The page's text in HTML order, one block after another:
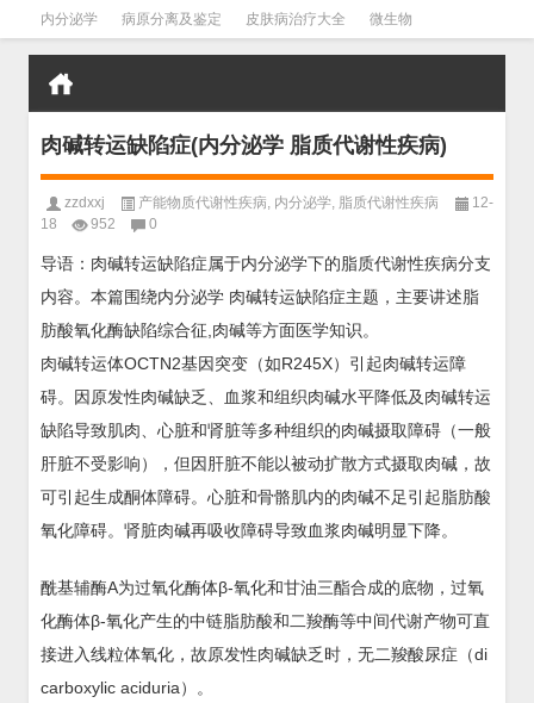
内分泌学 病原分离及鉴定 皮肤病治疗大全 微生物
皮肤病学 男科学 血液病学 心血管 口腔医学 禁戒毒品
肉碱转运缺陷症(内分泌学 脂质代谢性疾病)
zzdxxj 产能物质代谢性疾病, 内分泌学, 脂质代谢性疾病
12-
18
952 0
导语：肉碱转运缺陷症属于内分泌学下的脂质代谢性疾病分支
内容。本篇围绕内分泌学 肉碱转运缺陷症主题，主要讲述脂
肪酸氧化酶缺陷综合征,肉碱等方面医学知识。
肉碱转运体OCTN2基因突变（如R245X）引起肉碱转运障
碍。因原发性肉碱缺乏、血浆和组织肉碱水平降低及肉碱转运
缺陷导致肌肉、心脏和肾脏等多种组织的肉碱摄取障碍（一般
肝脏不受影响），但因肝脏不能以被动扩散方式摄取肉碱，故
可引起生成酮体障碍。心脏和骨骼肌内的肉碱不足引起脂肪酸
氧化障碍。肾脏肉碱再吸收障碍导致血浆肉碱明显下降。
酰基辅酶A为过氧化酶体β-氧化和甘油三酯合成的底物，过氧
化酶体β-氧化产生的中链脂肪酸和二羧酶等中间代谢产物可直
接进入线粒体氧化，故原发性肉碱缺乏时，无二羧酸尿症（di
carboxylic aciduria）。